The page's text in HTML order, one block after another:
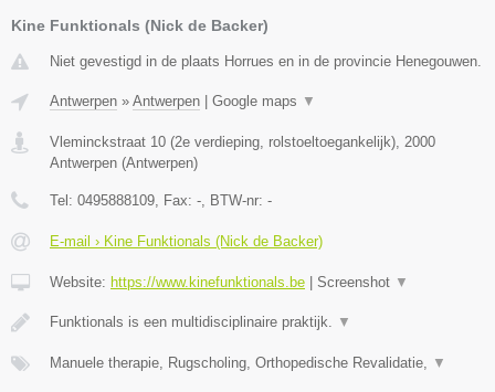
Kine Funktionals (Nick de Backer)
Niet gevestigd in de plaats Horrues en in de provincie Henegouwen.
Antwerpen » Antwerpen | Google maps ▼
Vleminckstraat 10 (2e verdieping, rolstoeltoegankelijk) 2000
Antwerpen (Antwerpen)
Tel: 0495888109 , Fax: - , BTW-nr: -
E-mail › Kine Funktionals (Nick de Backer)
Website: https://www.kinefunktionals.be | Screenshot ▼
Funktionals is een multidisciplinaire praktijk. ▼
Manuele therapie, Rugscholing, Orthopedische Revalidatie, ▼